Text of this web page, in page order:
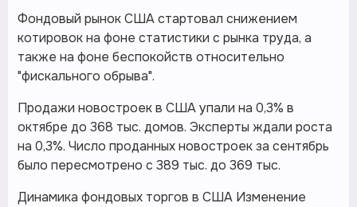
Фондовый рынок США стартовал снижением
котировок на фоне статистики с рынка труда, а
также на фоне беспокойств относительно
"фискального обрыва".
Продажи новостроек в США упали на 0,3% в
октябре до 368 тыс. домов. Эксперты ждали роста
на 0,3%. Число проданных новостроек за сентябрь
было пересмотрено с 389 тыс. до 369 тыс.
Динамика фондовых торгов в США Изменение